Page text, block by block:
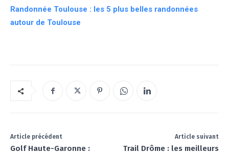
Randonnée Toulouse : les 5 plus belles randonnées
autour de Toulouse
Article précédent
Golf Haute-Garonne :
Article suivant
Trail Drôme : les meilleurs